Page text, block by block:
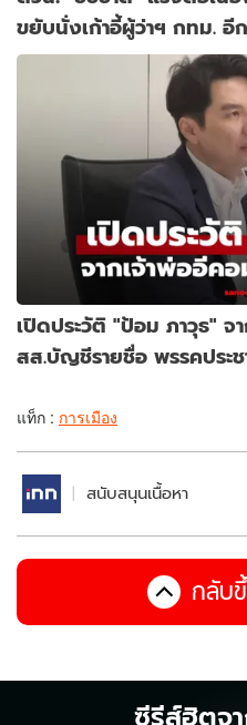
ขยับนั่งเก้าอี้ผู้ว่าฯ กทม. อี
เปิดประวัติ "ป้อม ภาวุธ" จ
สส.บัญชีรายชื่อ พรรคประ
แท็ก : การเมือง
สนับสนุนเนื้อหา
กลับ
ซีรีส์ฮิตจ